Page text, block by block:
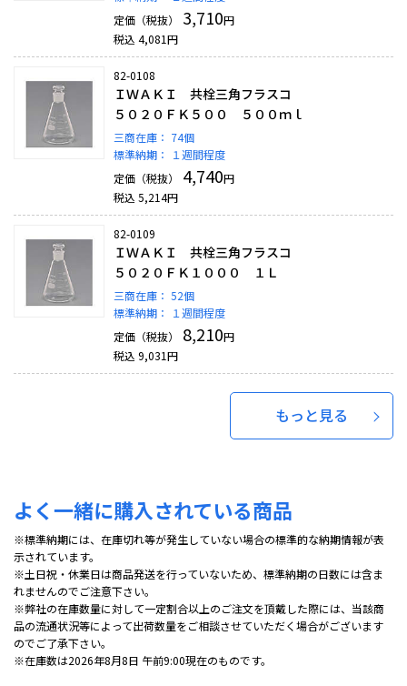
定価（税抜）
3,710円
税込 4,081円
82-0108
ＩＷＡＫＩ 共栓三角フラスコ
５０２０ＦＫ５００ ５００ｍｌ
三商在庫： 74個
標準納期：
１週間程度
定価（税抜）
4,740円
税込 5,214円
82-0109
ＩＷＡＫＩ 共栓三角フラスコ
５０２０ＦＫ１０００ １Ｌ
三商在庫： 52個
標準納期：
１週間程度
定価（税抜）
8,210円
税込 9,031円
もっと見る
よく一緒に購入されている商品
※標準納期には、在庫切れ等が発生していない場合の標準的な納期情報が表
示されています。
※土日祝・休業日は商品発送を行っていないため、標準納期の日数には含ま
れませんのでご注意下さい。
※弊社の在庫数量に対して一定割合以上のご注文を頂戴した際には、当該商
品の流通状況等によって出荷数量をご相談させていただく場合がございます
のでご了承下さい。
※在庫数は2026年8月8日 午前9:00現在のものです。